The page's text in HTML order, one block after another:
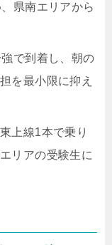
県南エリアから
で到着し、朝の
を最小限に抑え
上線1本で乗り
リアの受験生に